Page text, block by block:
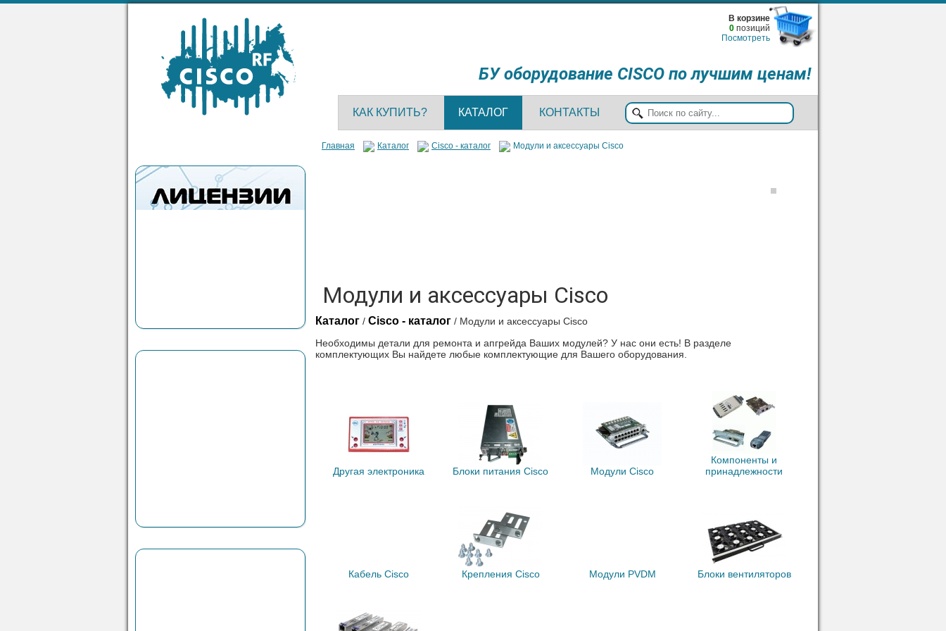
В корзине
0 позиций
Посмотреть
БУ оборудование CISCO по лучшим ценам!
КАК КУПИТЬ? КАТАЛОГ КОНТАКТЫ
Главная Каталог Cisco - каталог Модули и аксессуары Cisco
Модули и аксессуары Cisco
Каталог / Cisco - каталог / Модули и аксессуары Cisco
Необходимы детали для ремонта и апгрейда Ваших модулей? У нас они есть! В разделе
комплектующих Вы найдете любые комплектующие для Вашего оборудования.
Другая электроника Блоки питания Cisco Модули Cisco
Компоненты и
принадлежности
Кабель Cisco Крепления Cisco Модули PVDM Блоки вентиляторов